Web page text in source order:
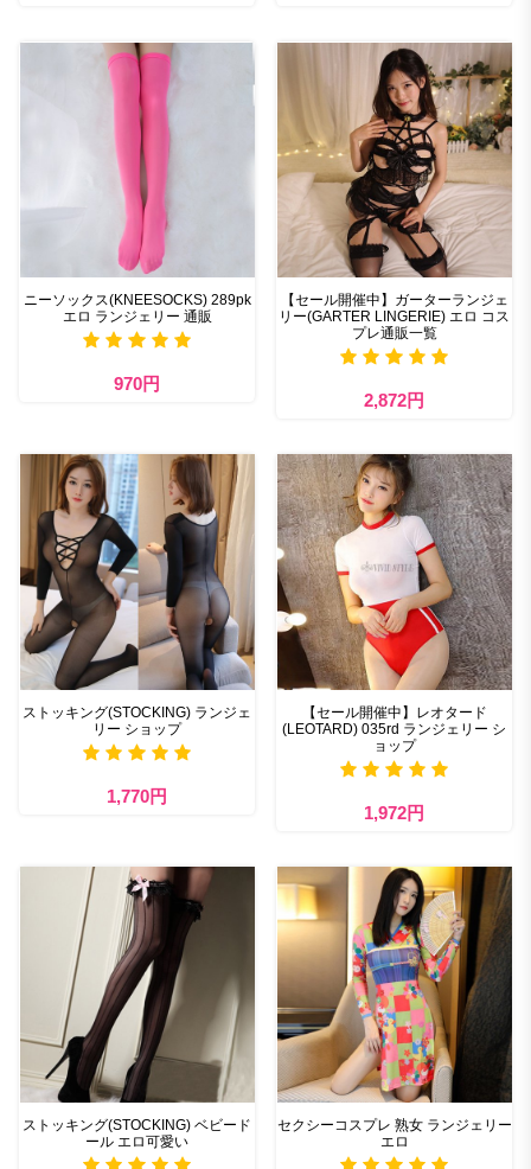
ニーソックス(KNEESOCKS) 289pk
エロ ランジェリー 通販
970円
【セール開催中】ガーターランジェ
リー(GARTER LINGERIE) エロ コス
プレ通販一覧
2,872円
ストッキング(STOCKING) ランジェ
リー ショップ
1,770円
【セール開催中】レオタード
(LEOTARD) 035rd ランジェリー シ
ョップ
1,972円
ストッキング(STOCKING) ベビード
ール エロ可愛い
セクシーコスプレ 熟女 ランジェリー
エロ